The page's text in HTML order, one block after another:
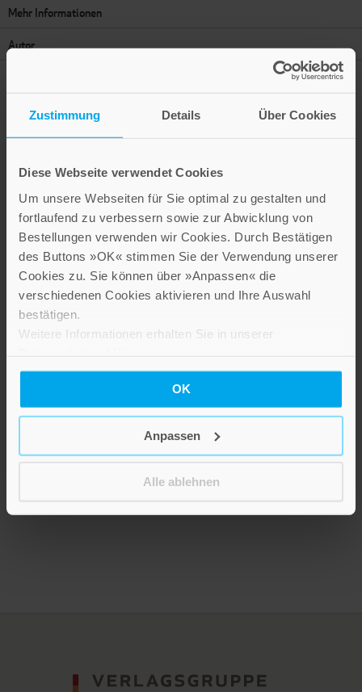
Zustimmung Details Über Cookies
Diese Webseite verwendet Cookies
Um unsere Webseiten für Sie optimal zu gestalten und
fortlaufend zu verbessern sowie zur Abwicklung von
Bestellungen verwenden wir Cookies. Durch Bestätigen
des Buttons »OK« stimmen Sie der Verwendung unserer
Cookies zu. Sie können über »Anpassen« die
verschiedenen Cookies aktivieren und Ihre Auswahl
bestätigen.
Weitere Informationen erhalten Sie in unserer
OK
Anpassen
Alle ablehnen
Mehr Informationen
Autor
Presseinformation drucken
der Bäume
20,00 €
Versandkosten